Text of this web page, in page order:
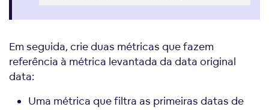
Em seguida, crie duas métricas que fazem
referência à métrica levantada da data original
data:
Uma métrica que filtra as primeiras datas de